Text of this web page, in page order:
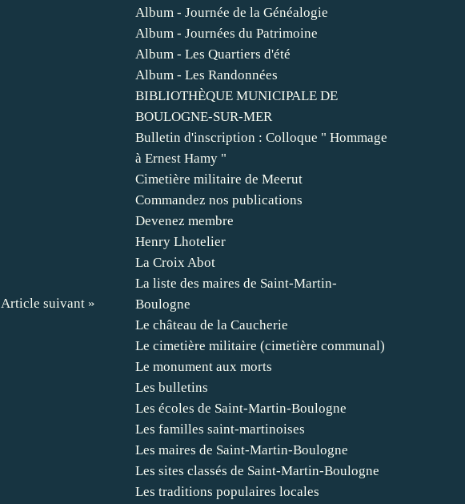
Article suivant »
Album - Journée de la Généalogie
Album - Journées du Patrimoine
Album - Les Quartiers d'été
Album - Les Randonnées
BIBLIOTHÈQUE MUNICIPALE DE
BOULOGNE-SUR-MER
Bulletin d'inscription : Colloque " Hommage
à Ernest Hamy "
Cimetière militaire de Meerut
Commandez nos publications
Devenez membre
Henry Lhotelier
La Croix Abot
La liste des maires de Saint-Martin-
Boulogne
Le château de la Caucherie
Le cimetière militaire (cimetière communal)
Le monument aux morts
Les bulletins
Les écoles de Saint-Martin-Boulogne
Les familles saint-martinoises
Les maires de Saint-Martin-Boulogne
Les sites classés de Saint-Martin-Boulogne
Les traditions populaires locales